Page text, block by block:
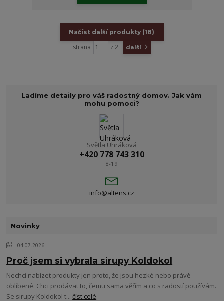
Načíst další produkty (18)
strana z 2 další
Ladíme detaily pro váš radostný domov. Jak vám
mohu pomoci?
Světla Uhráková
+420 778 743 310
8-19
info@altens.cz
Novinky
04.07.2026
Proč jsem si vybrala sirupy Koldokol
Nechci nabízet produkty jen proto, že jsou hezké nebo právě
oblíbené. Chci prodávat to, čemu sama věřím a co s radostí používám.
Se sirupy Koldokol t...číst celé